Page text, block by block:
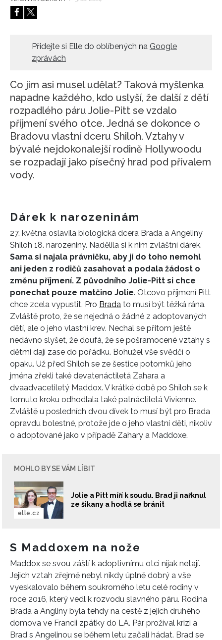
HOME
Přidejte si Elle do oblíbených na Google
zprávách
Co jim asi musel udělat? Taková myšlenka
napadne každého, kdo uslyší, že další z dětí
rozpadlého páru Jolie-Pitt se vzdalo
příjmení svého otce. Jedná se dokonce o
Bradovu vlastní dceru Shiloh. Vztahy v
bývalé nejdokonalejší rodině Hollywoodu
se rozpadají jako písečný hrad pod přívalem
vody.
Dárek k narozeninám
27. května oslavila biologická dcera Brada a Angeliny
Shiloh 18. narozeniny. Nadělila si k nim zvláštní dárek.
Sama si najala právničku, aby jí do toho nemohl
ani jeden z rodičů zasahovat a podala žádost o
změnu příjmení. Z původního Jolie-Pitt si chce
ponechat pouze matčino Jolie. Otcovo příjmení Pitt
chce zcela vypustit. Pro Brada to musí být těžká rána.
Zvláště proto, že se nejedná o žádné z adoptovaných
dětí, ale o jeho vlastní krev. Nechal se přitom ještě
nedávno slyšet, že doufá, že se pošramocené vztahy s
dětmi dají zase do pořádku. Bohužel vše svědčí o
opaku. Už před Shiloh se ze šestice potomků jeho
jména zřekli také devatenáctiletá Zahara a
dvaadvacetiletý Maddox. V krátké době po Shiloh se k
tomuto kroku odhodlala také patnáctiletá Vivienne.
Zvláště u posledních dvou dívek to musí být pro Brada
opravdu bolestné, protože jde o jeho vlastní děti, nikoliv
o adoptované jako v případě Zahary a Maddoxe.
MOHLO BY SE VÁM LÍBIT
Jolie a Pitt míří k soudu. Brad ji nařknul
ze šikany a hodlá se bránit
elle.cz
S Maddoxem na nože
Maddox se svou záští k adoptivnímu otci nijak netají.
Jejich vztah zřejmě nebyl nikdy úplně dobrý a vše
vyeskalovalo během soukromého letu celé rodiny v
roce 2016, který vedl k rozvodu slavného páru. Rodina
Brada a Angliny byla tehdy na cestě z jejich druhého
domova ve Francii zpátky do LA. Pár prožíval krizi a
Brad s Angelinou se během letu začali hádat. Brad se